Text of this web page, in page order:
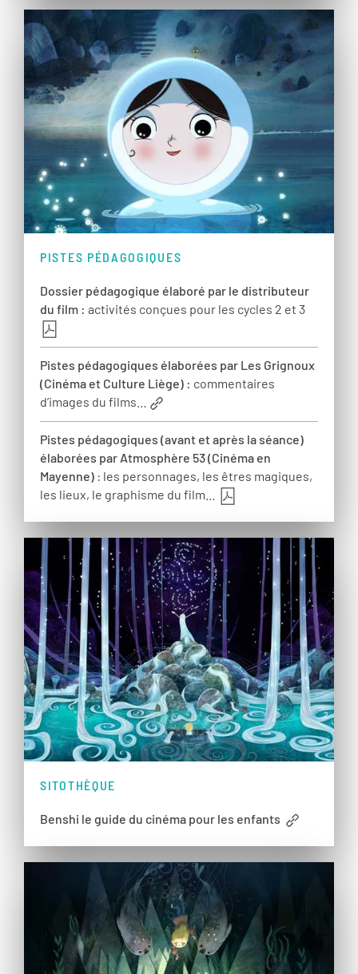
PISTES PÉDAGOGIQUES
Dossier pédagogique élaboré par le distributeur
du film : activités conçues pour les cycles 2 et 3
Pistes pédagogiques élaborées par Les Grignoux
(Cinéma et Culture Liège) : commentaires
d’images du films…
Pistes pédagogiques (avant et après la séance)
élaborées par Atmosphère 53 (Cinéma en
Mayenne) : les personnages, les êtres magiques,
les lieux, le graphisme du film…
SITOTHÈQUE
Benshi le guide du cinéma pour les enfants